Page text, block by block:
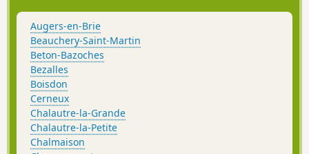
Augers-en-Brie
Beauchery-Saint-Martin
Beton-Bazoches
Bezalles
Boisdon
Cerneux
Chalautre-la-Grande
Chalautre-la-Petite
Chalmaison